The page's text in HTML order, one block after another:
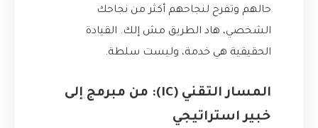
حالهم وتفرح لنجاحهم أكثر من نجاحك
الشخصي، هاد الطريق مش إلك. القيادة
الحقيقية هي خدمة، وليست سلطة.
المسار التقني (IC): من مبرمج إلى
خبير استراتيجي